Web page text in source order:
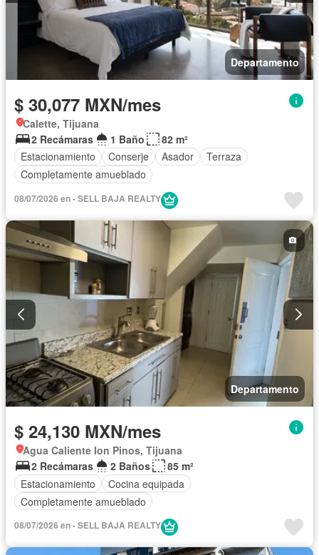
Departamento
$ 30,077 MXN/mes
Calette, Tijuana
2 Recámaras
1 Baño
82 m²
Estacionamiento
Conserje Asador
Terraza
Completamente amueblado
08/07/2026 en - SELL BAJA REALTY
Departamento
$ 24,130 MXN/mes
Agua Caliente Ion Pinos, Tijuana
2 Recámaras
2 Baños
85 m²
Estacionamiento
Cocina equipada
Completamente amueblado
08/07/2026 en - SELL BAJA REALTY